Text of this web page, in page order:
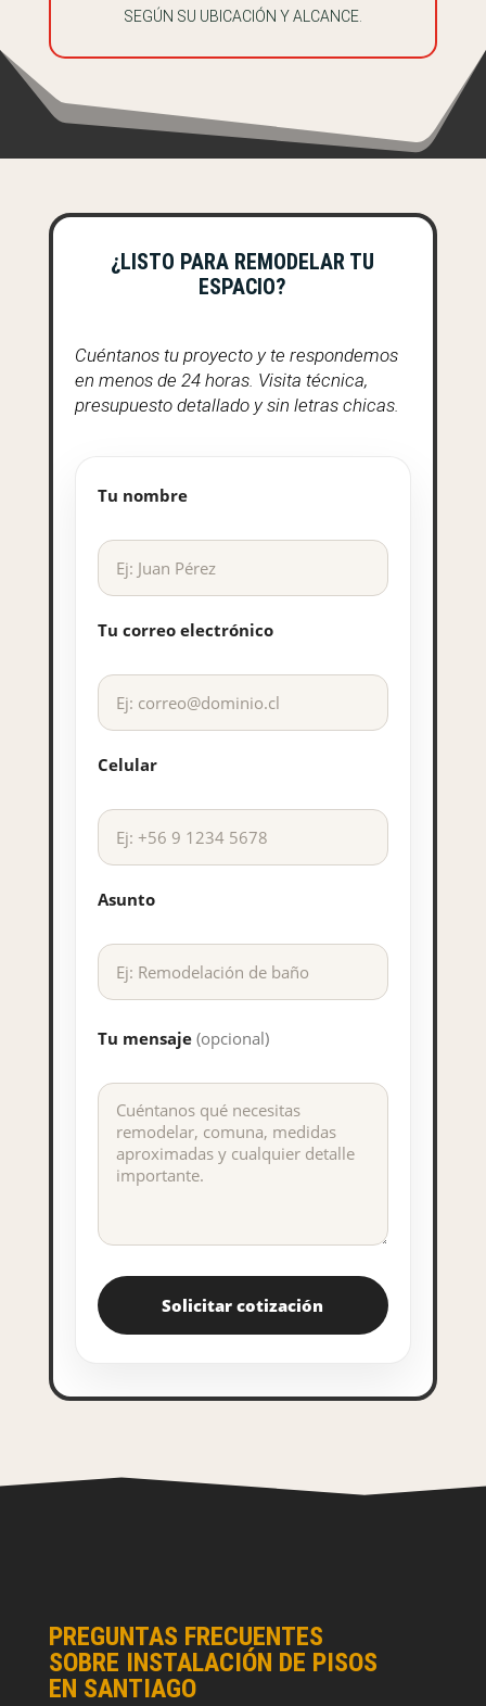
SEGÚN SU UBICACIÓN Y ALCANCE.
¿LISTO PARA REMODELAR TU
ESPACIO?
Cuéntanos tu proyecto y te respondemos
en menos de 24 horas. Visita técnica,
presupuesto detallado y sin letras chicas.
Tu nombre
Tu correo electrónico
Celular
Asunto
Tu mensaje (opcional)
PREGUNTAS FRECUENTES
SOBRE INSTALACIÓN DE PISOS
EN SANTIAGO